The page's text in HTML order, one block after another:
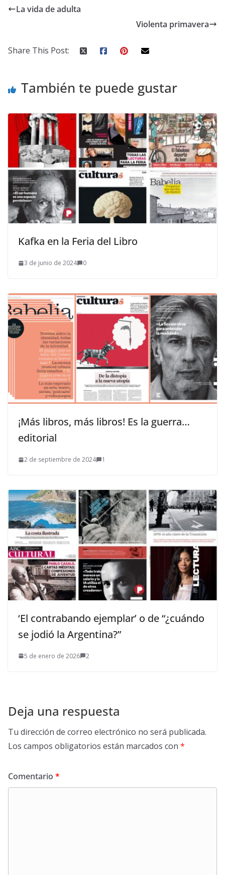
La vida de adulta
Violenta primavera
Share This Post:
También te puede gustar
Kafka en la Feria del Libro
3 de junio de 2024 0
¡Más libros, más libros! Es la guerra…
editorial
2 de septiembre de 2024 1
‘El contrabando ejemplar’ o de “¿cuándo
se jodió la Argentina?”
5 de enero de 2026 2
Deja una respuesta
Tu dirección de correo electrónico no será publicada.
Los campos obligatorios están marcados con *
Comentario *